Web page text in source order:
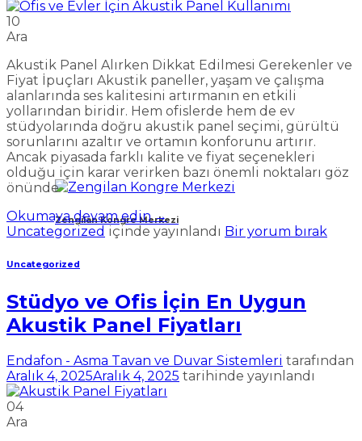
Zengilan Kongre Merkezi
10
Ara
Akustik Panel Alırken Dikkat Edilmesi Gerekenler ve
Fiyat İpuçları Akustik paneller, yaşam ve çalışma
alanlarında ses kalitesini artırmanın en etkili
yollarından biridir. Hem ofislerde hem de ev
stüdyolarında doğru akustik panel seçimi, gürültü
sorunlarını azaltır ve ortamın konforunu artırır.
Ancak piyasada farklı kalite ve fiyat seçenekleri
olduğu için karar verirken bazı önemli noktaları göz
önünde
Okumaya devam edin→
Uncategorized içinde yayınlandı Bir yorum bırak
Uncategorized
Stüdyo ve Ofis İçin En Uygun
Akustik Panel Fiyatları
Endafon - Asma Tavan ve Duvar Sistemleri tarafından
Aralık 4, 2025Aralık 4, 2025 tarihinde yayınlandı
04
Ara